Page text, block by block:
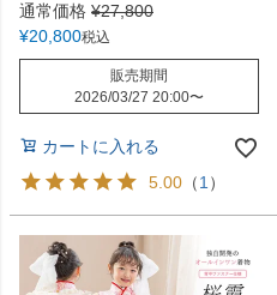
通常価格 ¥27,800
¥20,800税込
販売期間
2026/03/27 20:00〜
カートに入れる
5.00 （1）